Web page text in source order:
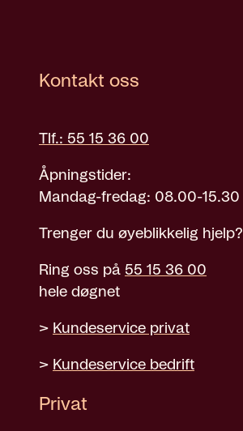
Kontakt oss
Tlf.: 55 15 36 00
Åpningstider:
Mandag-fredag: 08.00-15.30
Trenger du øyeblikkelig hjelp?
Ring oss på 55 15 36 00
hele døgnet
> Kundeservice privat
> Kundeservice bedrift
Privat